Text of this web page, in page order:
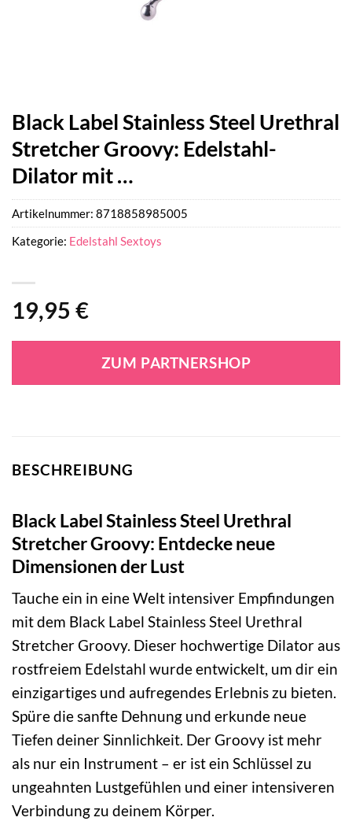
Black Label Stainless Steel Urethral
Stretcher Groovy: Edelstahl-
Dilator mit …
19,95 €
ZUM PARTNERSHOP
Artikelnummer: 8718858985005
Kategorie: Edelstahl Sextoys
BESCHREIBUNG
Black Label Stainless Steel Urethral
Stretcher Groovy: Entdecke neue
Dimensionen der Lust
Tauche ein in eine Welt intensiver Empfindungen
mit dem Black Label Stainless Steel Urethral
Stretcher Groovy. Dieser hochwertige Dilator aus
rostfreiem Edelstahl wurde entwickelt, um dir ein
einzigartiges und aufregendes Erlebnis zu bieten.
Spüre die sanfte Dehnung und erkunde neue
Tiefen deiner Sinnlichkeit. Der Groovy ist mehr
als nur ein Instrument – er ist ein Schlüssel zu
ungeahnten Lustgefühlen und einer intensiveren
Verbindung zu deinem Körper.